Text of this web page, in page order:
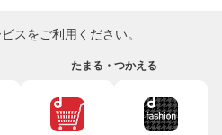
スをご利用ください。
たまる・つかえる